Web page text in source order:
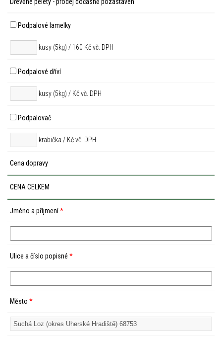
Podpalové lamelky
kusy (5kg) / 160 Kč vč. DPH
Podpalové dříví
kusy (5kg) / Kč vč. DPH
Podpalovač
krabička / Kč vč. DPH
Cena dopravy
CENA CELKEM
Jméno a příjmení*
Ulice a číslo popisné *
Město *